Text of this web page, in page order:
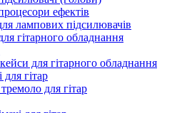
ефектів
лампових підсилювачів
гітарного обладнання
для гітарного обладнання
гітар
для гітар